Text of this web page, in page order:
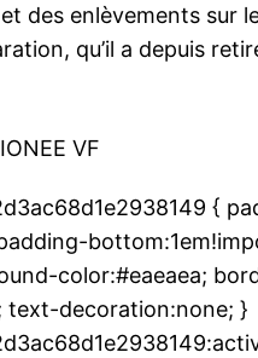
des enlèvements sur
qu’il a depuis
{
color:#eaeaea;
decoration:none; }